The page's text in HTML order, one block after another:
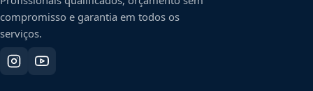
compromisso e garantia em todos os
serviços.